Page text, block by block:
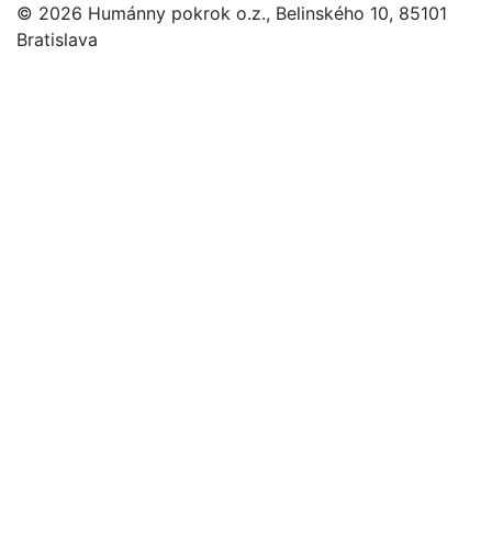
© 2026 Humánny pokrok o.z., Belinského 10, 85101
Bratislava